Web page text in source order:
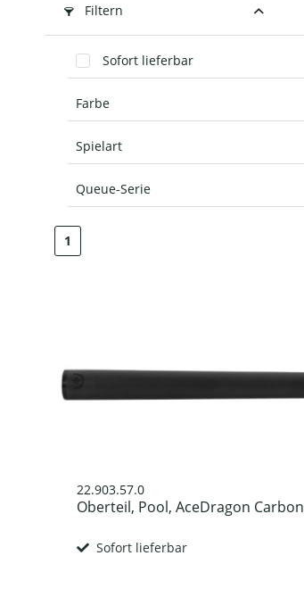
Filtern
Sofort lieferbar
Farbe
schwarz
Spielart
Pool
Queue-Serie
1
22.903.57.0
Oberteil, Pool, AceDragon
Sofort lieferbar